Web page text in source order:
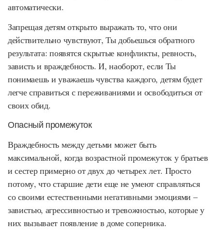
автоматически.
Запрещая детям открыто выражать то, что они
действительно чувствуют, Ты добьешься обратного
результата: появятся скрытые конфликты, ревность,
зависть и враждебность. И, наоборот, если Ты
понимаешь и уважаешь чувства каждого, детям будет
легче справиться с переживаниями и освободиться от
своих обид.
Опасный промежуток
Враждебность между детьми может быть
максимальной, когда возрастной промежуток у братьев
и сестер примерно от двух до четырех лет. Просто
потому, что старшие дети еще не умеют справляться
со своими естественными негативными эмоциями –
завистью, агрессивностью и тревожностью, которые у
них вызывает появление в доме соперника.